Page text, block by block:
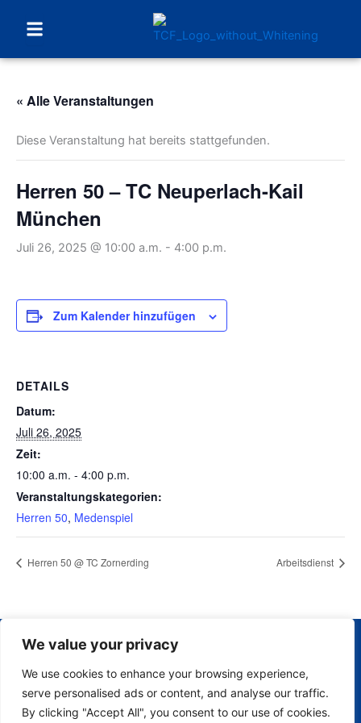
We value your privacy
We use cookies to enhance your browsing experience,
serve personalised ads or content, and analyse our traffic.
By clicking "Accept All", you consent to our use of cookies.
« Alle Veranstaltungen
Diese Veranstaltung hat bereits stattgefunden.
Herren 50 – TC Neuperlach-Kail
München
Juli 26, 2025 @ 10:00 a.m. - 4:00 p.m.
Zum Kalender hinzufügen
DETAILS
Datum:
Juli 26, 2025
Zeit:
10:00 a.m. - 4:00 p.m.
Veranstaltungskategorien:
Herren 50, Medenspiel
Herren 50 @ TC Zornerding Arbeitsdienst
Impressum
Datenschutz
Am Steinfeld
H
m